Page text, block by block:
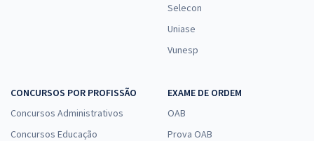
Selecon
Uniase
Vunesp
CONCURSOS POR PROFISSÃO
Concursos Administrativos
Concursos Educação
EXAME DE ORDEM
OAB
Prova OAB